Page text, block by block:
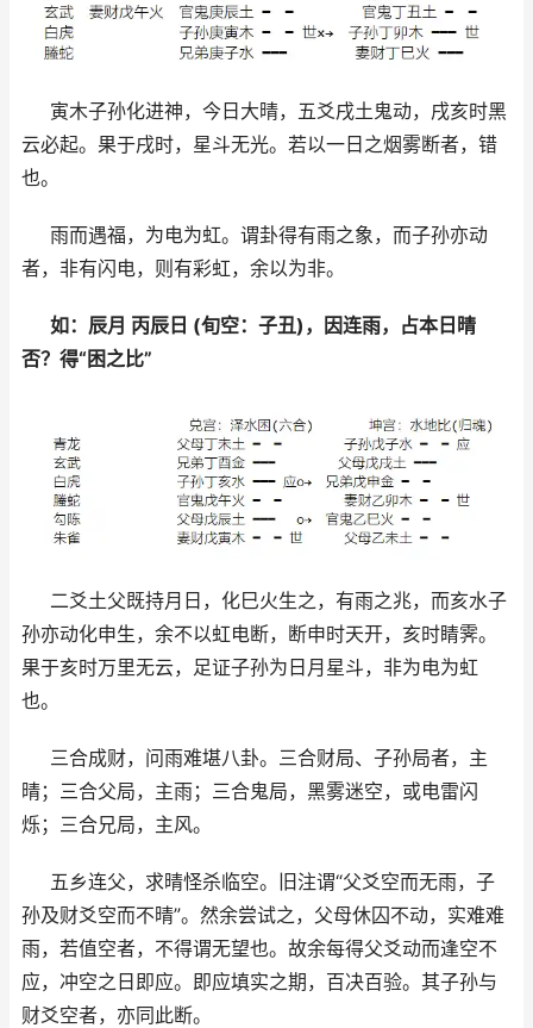
寅木子孙化进神，今日大晴，五爻戌土鬼动，戌亥时黑
云必起。果于戌时，星斗无光。若以一日之烟雾断者，错
也。
雨而遇福，为电为虹。谓卦得有雨之象，而子孙亦动
者，非有闪电，则有彩虹，余以为非。
如：辰月 丙辰日 (旬空：子丑)，因连雨，占本日晴
否？得“困之比”
二爻土父既持月日，化巳火生之，有雨之兆，而亥水子
孙亦动化申生，余不以虹电断，断申时天开，亥时睛霁。
果于亥时万里无云，足证子孙为日月星斗，非为电为虹
也。
三合成财，问雨难堪八卦。三合财局、子孙局者，主
晴；三合父局，主雨；三合鬼局，黑雾迷空，或电雷闪
烁；三合兄局，主风。
五乡连父，求晴怪杀临空。旧注谓“父爻空而无雨，子
孙及财爻空而不晴”。然余尝试之，父母休囚不动，实难难
雨，若值空者，不得谓无望也。故余每得父爻动而逢空不
应，冲空之日即应。即应填实之期，百决百验。其子孙与
财爻空者，亦同此断。